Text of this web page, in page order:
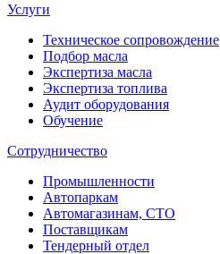
Услуги
Техническое сопровождение
Подбор масла
Экспертиза масла
Экспертиза топлива
Аудит оборудования
Обучение
Сотрудничество
Промышленности
Автопаркам
Автомагазинам, СТО
Поставщикам
Тендерный отдел